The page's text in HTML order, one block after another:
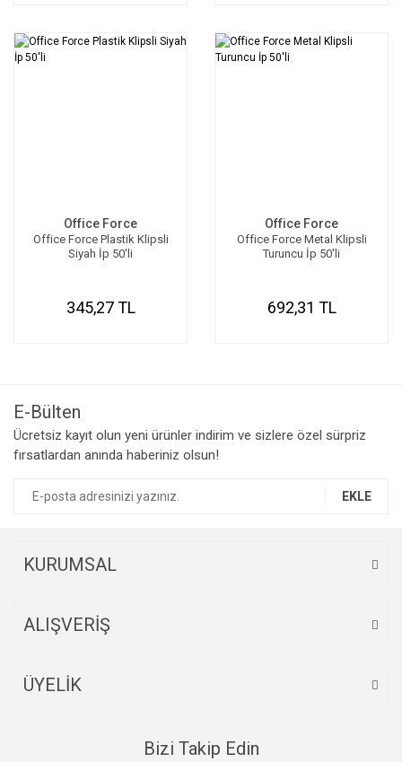
Office Force
Office Force Plastik Klipsli
Siyah İp 50'li
345,27 TL
Office Force
Office Force Metal Klipsli
Turuncu İp 50'li
692,31 TL
E-Bülten
Ücretsiz kayıt olun yeni ürünler indirim ve sizlere özel sürpriz
fırsatlardan anında haberiniz olsun!
EKLE
KURUMSAL
ALIŞVERİŞ
ÜYELİK
Bizi Takip Edin